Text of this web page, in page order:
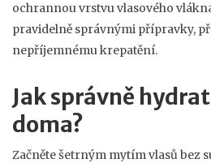
ochrannou vrstvu vlasového
pravidelně správnými přípravky,
nepříjemnému krepatění.
Jak správně
doma?
Začněte šetrným mytím vlasů bez